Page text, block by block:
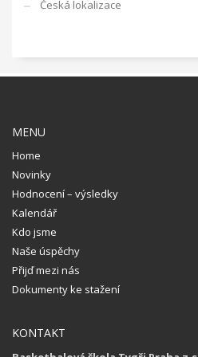
Česká lokalizace
MENU
Home
Novinky
Hodnocení – výsledky
Kalendář
Kdo jsme
Naše úspěchy
Přijď mezi nás
Dokumenty ke stažení
KONTAKT